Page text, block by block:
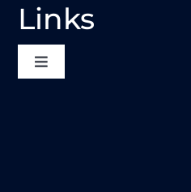
Links
Toggle